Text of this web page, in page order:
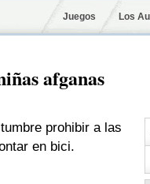
Juegos Los
afganas
prohibir a las
en bici.